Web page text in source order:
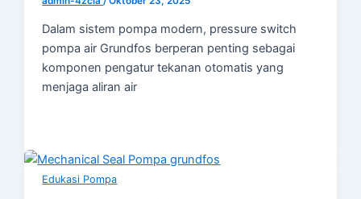
Dalam sistem pompa modern, pressure switch
pompa air Grundfos berperan penting sebagai
komponen pengatur tekanan otomatis yang
menjaga aliran air
Edukasi Pompa